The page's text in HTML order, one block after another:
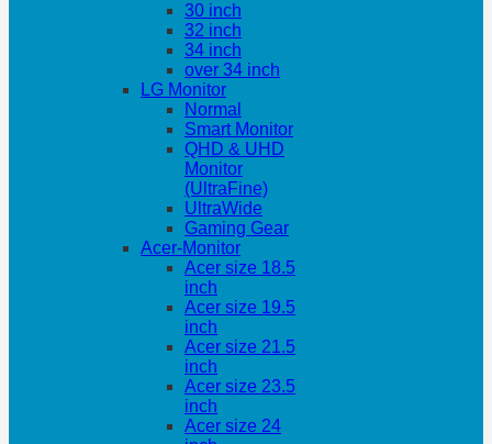
30 inch
32 inch
34 inch
over 34 inch
LG Monitor
Normal
Smart Monitor
QHD & UHD
Monitor
(UltraFine)
UltraWide
Gaming Gear
Acer-Monitor
Acer size 18.5
inch
Acer size 19.5
inch
Acer size 21.5
inch
Acer size 23.5
inch
Acer size 24